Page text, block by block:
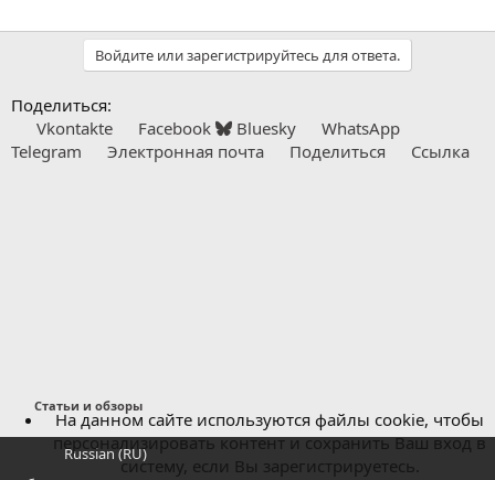
Войдите или зарегистрируйтесь для ответа.
Поделиться:
Vkontakte
Facebook Bluesky
WhatsApp
Telegram
Электронная почта Поделиться Ссылка
Статьи и обзоры
Russian (RU)
На данном сайте используются файлы cookie, чтобы
персонализировать контент и сохранить Ваш вход в
систему, если Вы зарегистрируетесь.